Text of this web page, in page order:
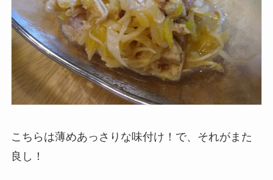
こちらは薄めあっさりな味付け！で、それがまた
良し！